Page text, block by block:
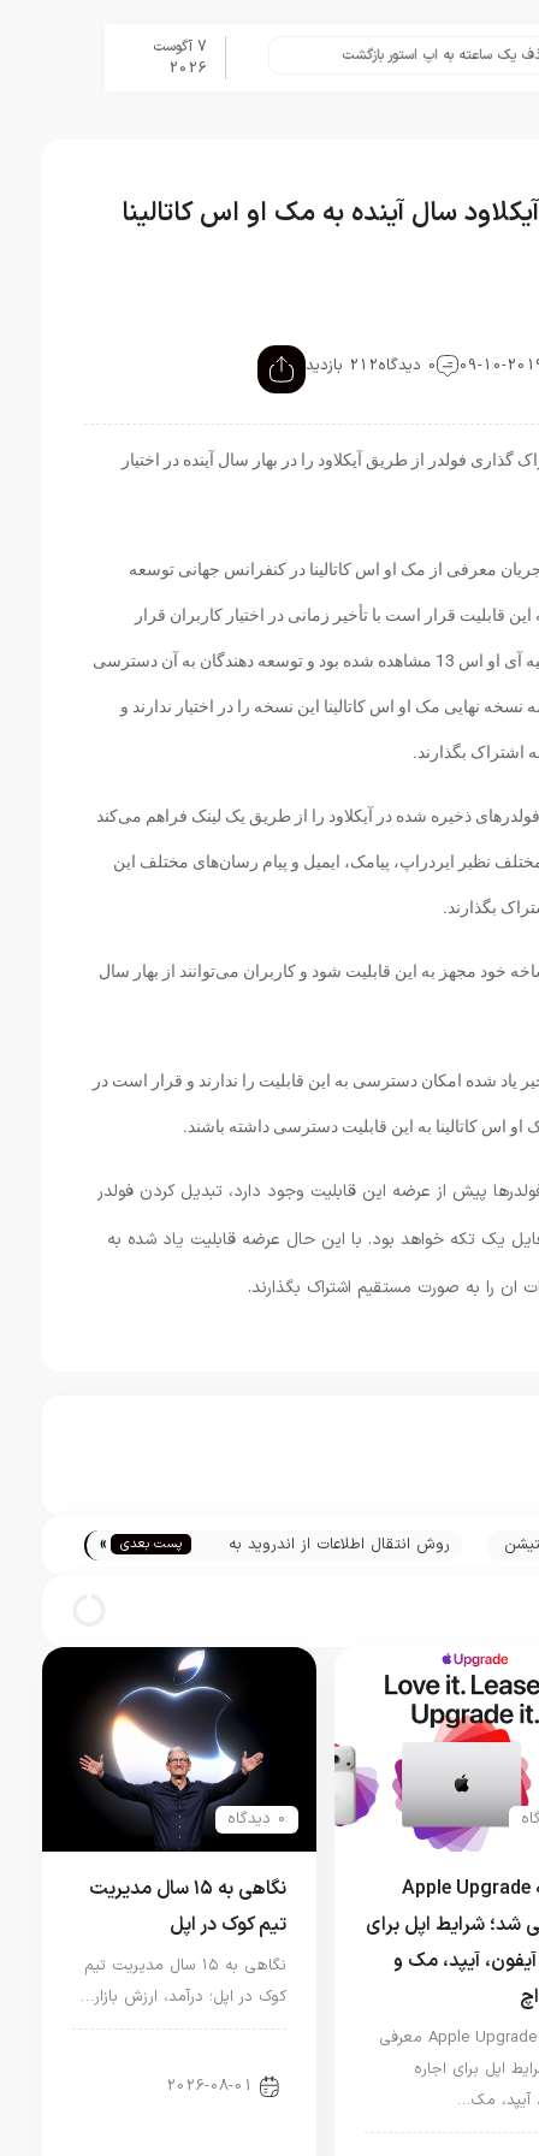
به اپ استور بازگشت برنامه Apple Upgrade معرفی شد؛ شرایط اپل برای اجاره آیفون، آیپد، مک و اپل واچ
7 آگوست
2026
سال آینده به مک او اس کاتالینا
0 دیدگاه 212 بازدید
فولدر از طریق آیکلاود را در بهار سال آینده در اختیار
معرفی از مک او اس کاتالینا در کنفرانس جهانی توسعه
قابلیت قرار است با تأخیر زمانی در اختیار کاربران قرار
بگیرد. این قابلیت اولین بار در نسخه‌های بتای اولیه آی او اس 13 مشاهده شده بود و توسعه دهندگان به آن دسترسی
نهایی مک او اس کاتالینا این نسخه را در اختیار ندارند و
اشتراک بگذارند.
ذخیره شده در آیکلاود را از طریق یک لینک فراهم می‌کند
نظیر ایردراپ، پیامک، ایمیل و پیام رسان‌های مختلف این
بگذارند.
خود مجهز به این قابلیت شود و کاربران می‌توانند از بهار سال
یاد شده امکان دسترسی به این قابلیت را ندارند و قرار است در
اس کاتالینا به این قابلیت دسترسی داشته باشند.
پیش از عرضه این قابلیت وجود دارد، تبدیل کردن فولدر
یک تکه خواهد بود. با این حال عرضه قابلیت یاد شده به
ان را به صورت مستقیم اشتراک بگذارند.
روش انتقال اطلاعات از اندروید به
پست بعدی »
برنامه Apple Upgrade
شد؛ شرایط اپل برای
آیفون، آیپد، مک و
برنامه Apple Upgrade معرفی
اپل برای اجاره
آیپد، مک…
0 دیدگاه
نگاهی به ۱۵ سال مدیریت
تیم کوک در اپل
نگاهی به ۱۵ سال مدیریت تیم
کوک در اپل؛ درآمد، ارزش بازار…
2026-08-01